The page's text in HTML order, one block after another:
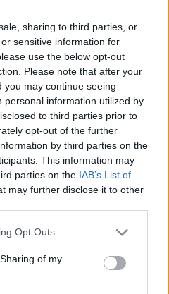
sharing to third parties, or
sensitive information for
use the below opt-out
Please note that after your
may continue seeing
personal information utilized by
to third parties prior to
opt-out of the further
by third parties on the
This information may
parties on the IAB’s List of
may further disclose it to other
Opt Outs
of my
csupán a vonulókat, de
szervezet támogatta.
baranyai
Amerikába –
egyenes adásban a nyaki
hogy a szavak lehetnek
lehet bántani